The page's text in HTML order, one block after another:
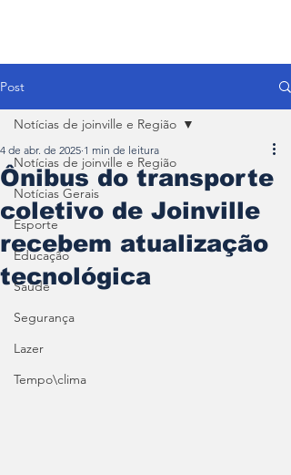
Post
Notícias de joinville e Região
Notícias Gerais
Esporte
Educação
Saúde
Segurança
Lazer
Tempo\clima
Notícias de joinville e Região
Ônibus do transporte
coletivo de Joinville
recebem atualização
tecnológica
4 de abr. de 2025 1 min de leitura